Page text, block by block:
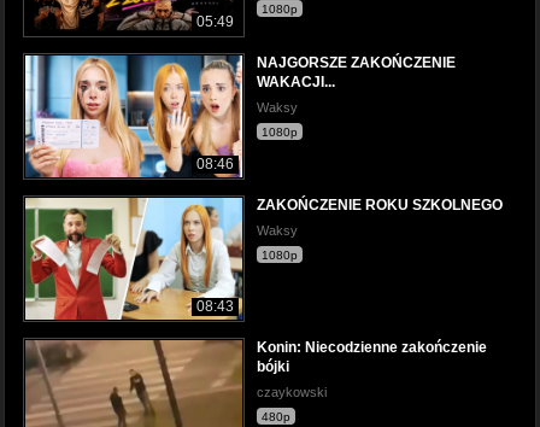
05:49
1080p
08:46
NAJGORSZE ZAKOŃCZENIE
WAKACJI...
Waksy
1080p
08:43
ZAKOŃCZENIE ROKU SZKOLNEGO
Waksy
1080p
Konin: Niecodzienne zakończenie
bójki
czaykowski
480p